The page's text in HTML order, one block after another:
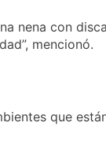
nena con
mencionó.
que